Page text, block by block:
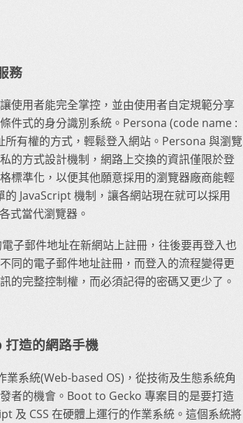
務
使用者能完全掌控，並由使用者自定規範分享
件式的身分識別系統。Persona (code name :
有權的方式，輕鬆登入網站。Persona 與瀏覽
的方式設計機制，網路上交換的資訊僅限於登
標準化，以便其他願意採用的瀏覽器廠商能輕
JavaScript 機制，讓各網站現在就可以採用
式當代瀏覽器。
子郵件地址在新網站上註冊，往後要再登入也
同的電子郵件地址註冊，而登入的流程變得更
的完整控制權，而必須記得的密碼又更少了。
造的網路手機
系統(Web-based OS)，從技術及生態系統角
者的機會。Boot to Gecko 專案目的是要打造
及 CSS 在硬體上運行的作業系統。這個系統將